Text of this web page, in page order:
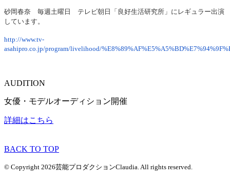
砂岡春奈 毎週土曜日 テレビ朝日「良好生活研究所」にレギュラー出演
しています。
http://www.tv-
asahipro.co.jp/program/livelihood/
AUDITION
女優・モデルオーディション開催
詳細はこちら
BACK TO TOP
© Copyright 2026芸能プロダクションClaudia. All rights reserved.